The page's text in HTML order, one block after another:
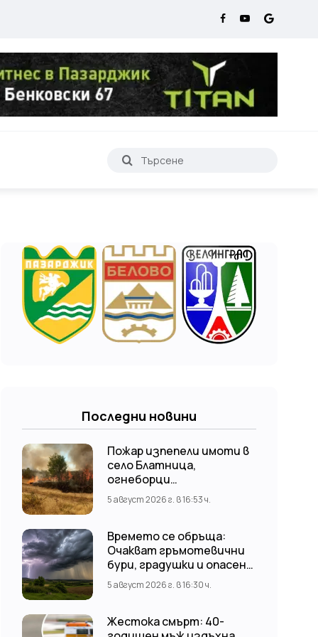
Последни новини
Пожар изпепели имоти в
село Блатница,
огнеборци
предотвратиха по-
голяма трагедия
5 август 2026 г. в 16:53 ч.
Времето се обръща:
Очакват гръмотевични
бури, градушки и опасен
вятър до 80 км/ч
5 август 2026 г. в 16:30 ч.
Жестока смърт: 40-